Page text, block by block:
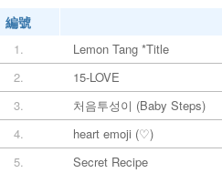
編號
1.
Lemon Tang *Title
2.
15-LOVE
3.
처음투성이 (Baby Steps)
4.
heart emoji (♡)
5.
Secret Recipe